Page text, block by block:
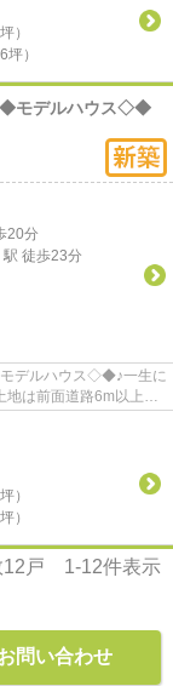
）
）
モデルハウス◇◆
20分
駅 徒歩23分
デルハウス◇◆♪一生に
地は前面道路6m以上で
）
）
12 戸 1-12件表示
問い合わせ